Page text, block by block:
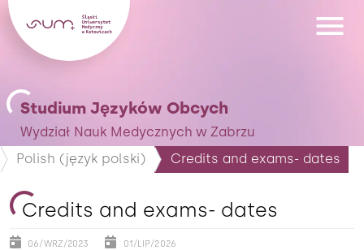
Studium Języków Obcych
Wydział Nauk Medycznych w Zabrzu
Polish (język polski)
Credits and exams- dates
Credits and exams- dates
06/WRZ/2023 01/LIP/2026